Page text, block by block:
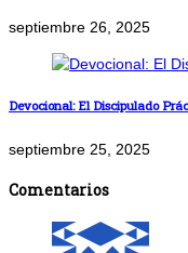
septiembre 26, 2025
Devocional: El Discipulado
septiembre 25, 2025
Comentarios